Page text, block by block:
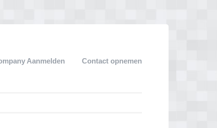
Aanmelden Contact opnemen